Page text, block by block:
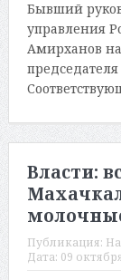
Бывший
управления
Амирханов
Власти:
Публикация:
Дата: 09